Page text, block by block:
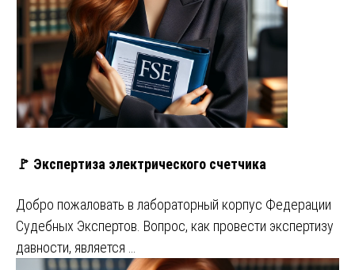
🚩 Экспертиза электрического счетчика
Добро пожаловать в лабораторный корпус Федерации
Судебных Экспертов. Вопрос, как провести экспертизу
давности, является …